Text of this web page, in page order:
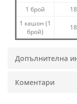
1 брой 18
1 кашон (1
брой)
18
Допълнителна
Коментари